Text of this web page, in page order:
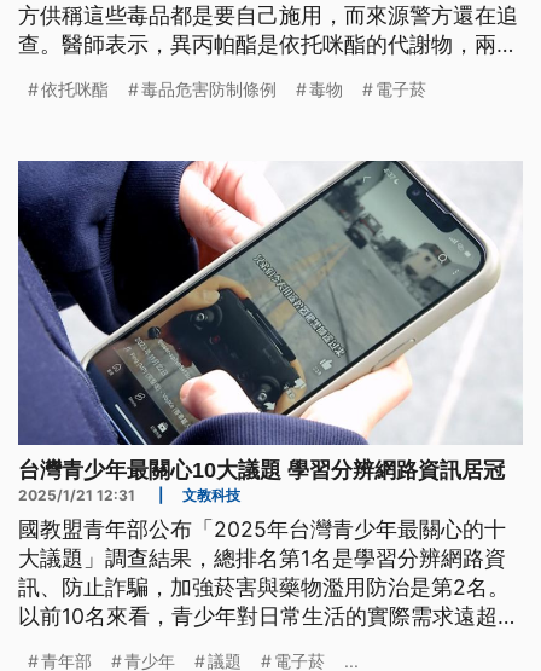
方供稱這些毒品都是要自己施用，而來源警方還在追
查。醫師表示，異丙帕酯是依托咪酯的代謝物，兩者
症狀。
依托咪酯 毒品危害防制條例 毒物 電子菸
台灣青少年最關心10大議題 學習分辨網路資訊居冠
2025/1/21 12:31 文教科技
國教盟青年部公布「2025年台灣青少年最關心的十
大議題」調查結果，總排名第1名是學習分辨網路資
訊、防止詐騙，加強菸害與藥物濫用防治是第2名。
以前10名來看，青少年對日常生活的實際需求遠超過
青年部 青少年 議題 電子菸 ...